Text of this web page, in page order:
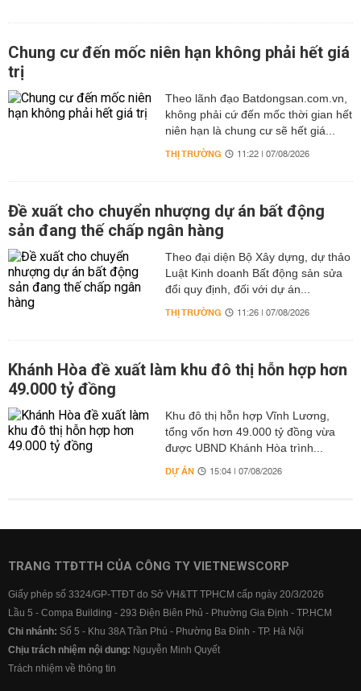
Chung cư đến mốc niên hạn không phải hết giá
trị
Theo lãnh đạo Batdongsan.com.vn,
không phải cứ đến mốc thời gian hết
niên hạn là chung cư sẽ hết giá...
THỊ TRƯỜNG 11:22 | 07/08/2026
Đề xuất cho chuyển nhượng dự án bất động
sản đang thế chấp ngân hàng
Theo đại diện Bộ Xây dựng, dự thảo
Luật Kinh doanh Bất động sản sửa
đổi quy định, đối với dự án...
THỊ TRƯỜNG 11:26 | 07/08/2026
Khánh Hòa đề xuất làm khu đô thị hỗn hợp hơn
49.000 tỷ đồng
Khu đô thị hỗn hợp Vĩnh Lương,
tổng vốn hơn 49.000 tỷ đồng vừa
được UBND Khánh Hòa trình...
DỰ ÁN 15:04 | 07/08/2026
TRANG TTĐTTH CỦA CÔNG TY VIETNEWSCORP
Giấy phép số 3324/GP-TTĐT do Sở VH&TT TPHCM cấp ngày 20/3/2026
Lầu 5 - Compa Building - 293 Điện Biên Phủ - Phường Gia Định - TP.HCM
Chi nhánh: Số 5 - Khu 38A Trần Phú - Phường Ba Đình - TP. Hà Nội
Chịu trách nhiệm nội dung: Nguyễn Minh Quyết
Trách nhiệm về thông tin